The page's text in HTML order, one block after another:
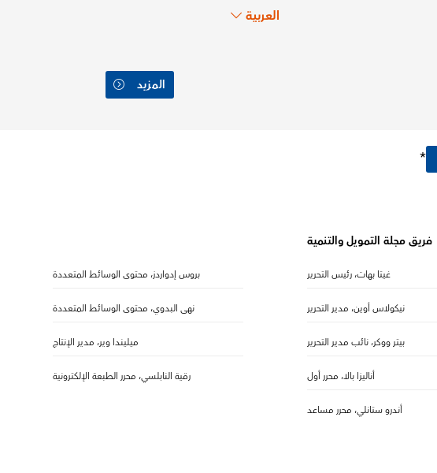
العربية
المزيد
*
فريق مجلة التمويل والتنمية
غيتا بهات، رئيس التحرير
نيكولاس أوين، مدير التحرير
بيتر ووكر، نائب مدير التحرير
أناليزا بالا، محرر أول
أندرو ستانلي، محرر مساعد
بروس إدواردز، محتوى الوسائط المتعددة
نهى البدوي، محتوى الوسائط المتعددة
ميليندا وير، مدير الإنتاج
رقية النابلسي، محرر الطبعة الإلكترونية